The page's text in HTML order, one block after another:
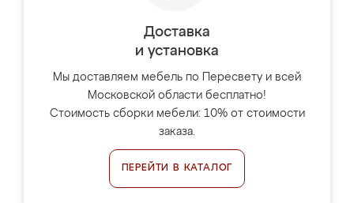
Доставка
и установка
Мы доставляем мебель по Пересвету и всей
Московской области бесплатно!
Стоимость сборки мебели: 10% от стоимости
заказа.
ПЕРЕЙТИ В КАТАЛОГ